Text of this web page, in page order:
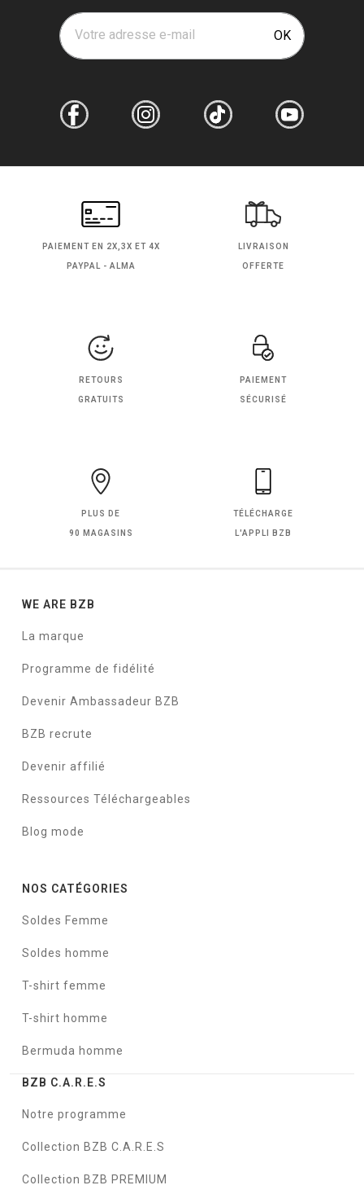
Votre adresse e-mail OK
PAIEMENT EN 2X,3X ET 4X
PAYPAL - ALMA
LIVRAISON
OFFERTE
RETOURS
GRATUITS
PAIEMENT
SÉCURISÉ
PLUS DE
90 MAGASINS
TÉLÉCHARGE
L'APPLI BZB
WE ARE BZB
La marque
Programme de fidélité
Devenir Ambassadeur BZB
BZB recrute
Devenir affilié
Ressources Téléchargeables
Blog mode
NOS CATÉGORIES
Soldes Femme
Soldes homme
T-shirt femme
T-shirt homme
Bermuda homme
BZB C.A.R.E.S
Notre programme
Collection BZB C.A.R.E.S
Collection BZB PREMIUM